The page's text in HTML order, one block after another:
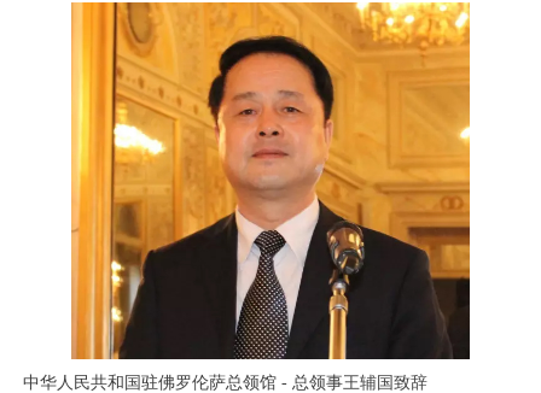
中华人民共和国驻佛罗伦萨总领馆 - 总领事王辅国致辞